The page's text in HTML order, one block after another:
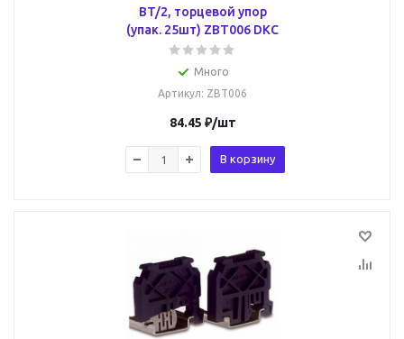
BT/2, торцевой упор
(упак. 25шт) ZBT006 DKC
Много
Артикул: ZBT006
84.45 ₽/шт
В корзину